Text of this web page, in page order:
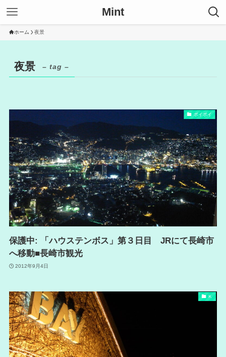
Mint
ホーム 夜景
夜景 – tag –
ポイポイ
保護中: 「ハウステンボス」第３日目 JRにて長崎市
へ移動■長崎市観光
2012年9月4日
Ｋ